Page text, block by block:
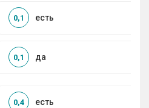
есть
0,1
да
0,1
есть
0,4